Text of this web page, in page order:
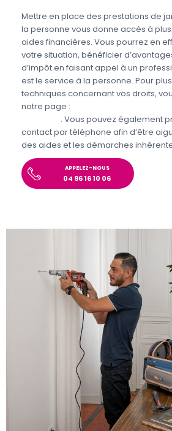
Mettre en place des prestations de
la personne vous donne accès à
aides financières. Vous pourrez en
votre situation, bénéficier
d’impôt en faisant appel à un
est le service à la personne. Pour
techniques concernant vos droits,
notre page :
. Vous pouvez également
contact par téléphone afin d’être
des aides et les démarches
APPELEZ-NOUS
04 96 16 10 06